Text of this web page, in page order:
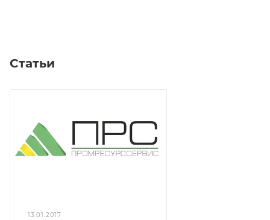
Статьи
13.01.2017